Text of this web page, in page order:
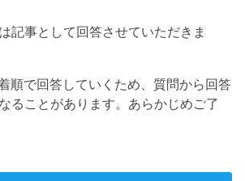
記事として回答させていただきま
順で回答していくため、質問から回答
ることがあります。あらかじめご了